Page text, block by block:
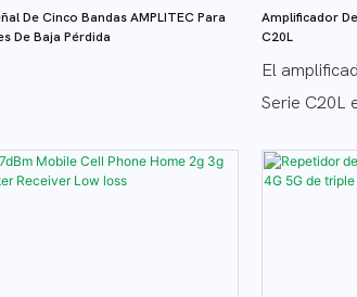
De Cinco Bandas AMPLITEC Para
De Baja Pérdida
Amplificador
C20L
El
Serie C20L
frecuencia,